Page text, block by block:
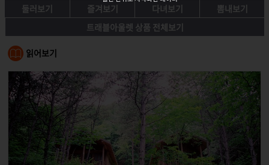
둘러보기
즐겨보기 다녀보기
뽐내보기
트래블아울렛 상품 전체보기
읽어보기